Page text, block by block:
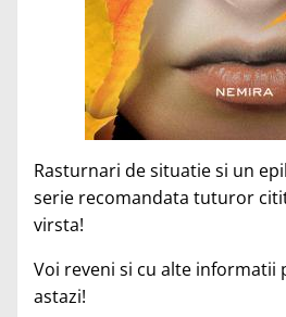
Rasturnari de situatie si un
serie recomandata tuturor
virsta!
Voi reveni si cu alte informatii
astazi!